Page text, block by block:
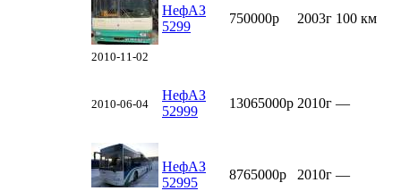
2010-11-02
НефАЗ
5299
750000р 2003г 100 км
2010-06-04
НефАЗ
52999
13065000р 2010г —
НефАЗ
52995
8765000р 2010г —